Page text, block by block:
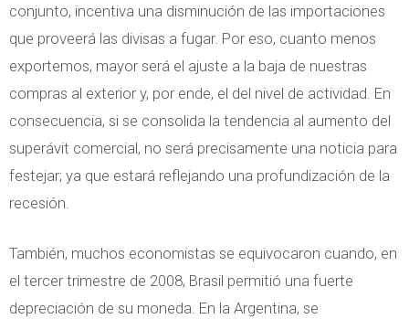
conjunto, incentiva una disminución de las importaciones
que proveerá las divisas a fugar. Por eso, cuanto menos
exportemos, mayor será el ajuste a la baja de nuestras
compras al exterior y, por ende, el del nivel de actividad. En
consecuencia, si se consolida la tendencia al aumento del
superávit comercial, no será precisamente una noticia para
festejar; ya que estará reflejando una profundización de la
recesión.
También, muchos economistas se equivocaron cuando, en
el tercer trimestre de 2008, Brasil permitió una fuerte
depreciación de su moneda. En la Argentina, se